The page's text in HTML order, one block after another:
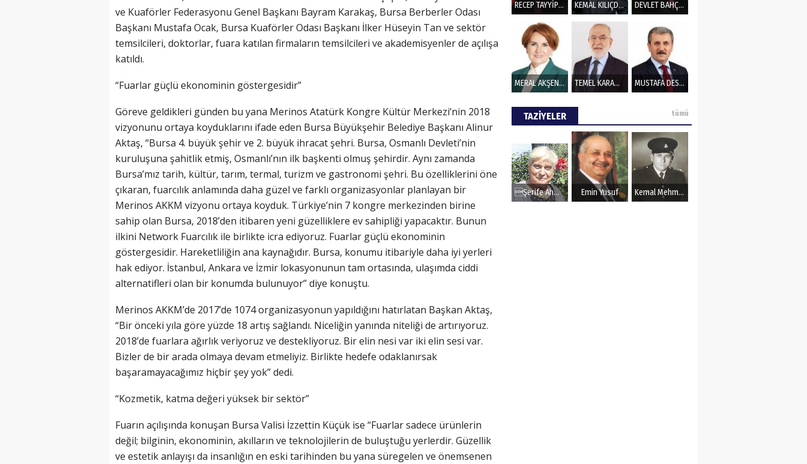
ve Kuaförler Federasyonu Genel Başkanı Bayram Karakaş, Bursa Berberler Odası
Başkanı Mustafa Ocak, Bursa Kuaförler Odası Başkanı İlker Hüseyin Tan ve sektör
temsilcileri, doktorlar, fuara katılan firmaların temsilcileri ve akademisyenler de açılışa
katıldı.
“Fuarlar güçlü ekonominin göstergesidir”
Göreve geldikleri günden bu yana Merinos Atatürk Kongre Kültür Merkezi’nin 2018
vizyonunu ortaya koyduklarını ifade eden Bursa Büyükşehir Belediye Başkanı Alinur
Aktaş, “Bursa 4. büyük şehir ve 2. büyük ihracat şehri. Bursa, Osmanlı Devleti’nin
kuruluşuna şahitlik etmiş, Osmanlı’nın ilk başkenti olmuş şehirdir. Aynı zamanda
Bursa’mız tarih, kültür, tarım, termal, turizm ve gastronomi şehri. Bu özelliklerini öne
çıkaran, fuarcılık anlamında daha güzel ve farklı organizasyonlar planlayan bir
Merinos AKKM vizyonu ortaya koyduk. Türkiye’nin 7 kongre merkezinden birine
sahip olan Bursa, 2018’den itibaren yeni güzelliklere ev sahipliği yapacaktır. Bunun
ilkini Network Fuarcılık ile birlikte icra ediyoruz. Fuarlar güçlü ekonominin
göstergesidir. Hareketliliğin ana kaynağıdır. Bursa, konumu itibariyle daha iyi yerleri
hak ediyor. İstanbul, Ankara ve İzmir lokasyonunun tam ortasında, ulaşımda ciddi
alternatifleri olan bir konumda bulunuyor” diye konuştu.
Merinos AKKM’de 2017’de 1074 organizasyonun yapıldığını hatırlatan Başkan Aktaş,
“Bir önceki yıla göre yüzde 18 artış sağlandı. Niceliğin yanında niteliği de artırıyoruz.
2018’de fuarlara ağırlık veriyoruz ve destekliyoruz. Bir elin nesi var iki elin sesi var.
Bizler de bir arada olmaya devam etmeliyiz. Birlikte hedefe odaklanırsak
başaramayacağımız hiçbir şey yok” dedi.
“Kozmetik, katma değeri yüksek bir sektör”
Fuarın açılışında konuşan Bursa Valisi İzzettin Küçük ise “Fuarlar sadece ürünlerin
değil; bilginin, ekonominin, akılların ve teknolojilerin de buluştuğu yerlerdir. Güzellik
ve estetik anlayışı da insanlığın en eski tarihinden bu yana süregelen ve önemsenen
RECEP TAYYİP ERDOĞAN KEMAL KILIÇDAROĞLU DEVLET BAHÇELİ
MERAL AKŞENER TEMEL KARAMOLLAOĞLU MUSTAFA DESTECİ
TAZİYELER tümü
Şerife Ahmet Emin Yusuf Kemal Mehmet Kanmaz